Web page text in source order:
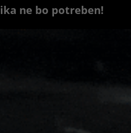
ne bo potreben!